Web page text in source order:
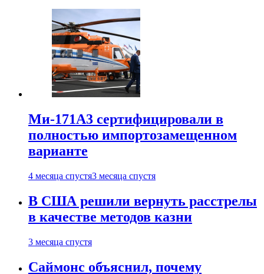
Ми-171А3 сертифицировали в
полностью импортозамещенном
варианте
4 месяца спустя3 месяца спустя
В США решили вернуть расстрелы
в качестве методов казни
3 месяца спустя
Саймонс объяснил, почему